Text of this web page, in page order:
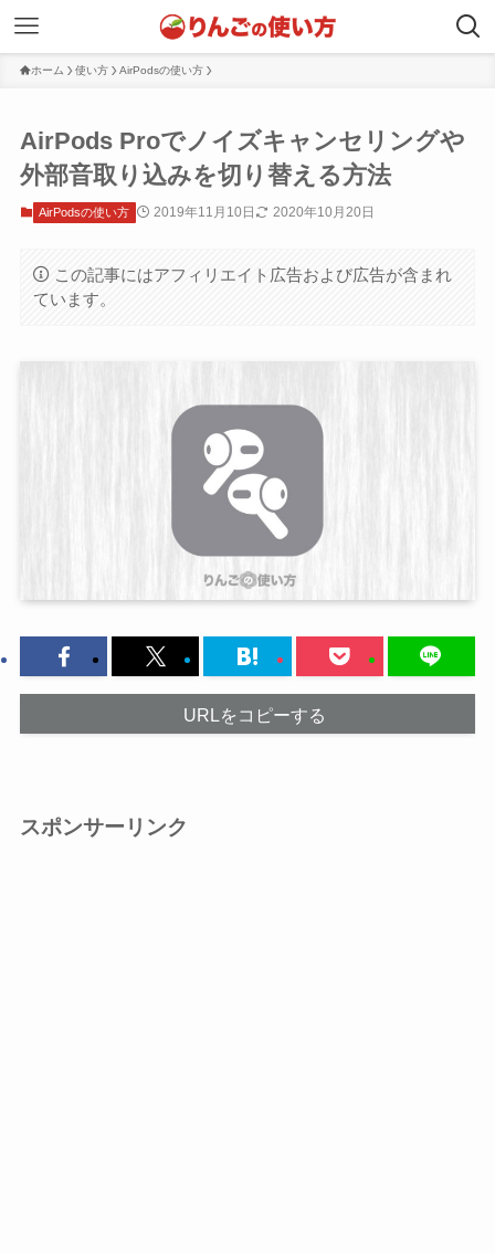
ホーム 使い方 AirPodsの使い方
AirPods Proでノイズキャンセリングや
外部音取り込みを切り替える方法
AirPodsの使い方 2019年11月10日 2020年10月20日
この記事にはアフィリエイト広告および広告が含まれ
ています。
URLをコピーする
スポンサーリンク